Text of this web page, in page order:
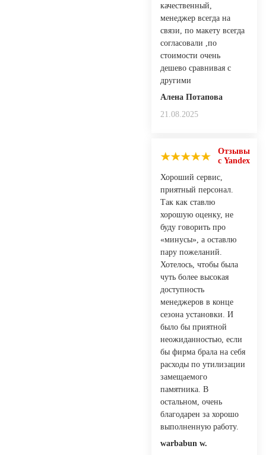
качественный,
менеджер всегда на
связи, по макету всегда
согласовали ,по
стоимости очень
дешево сравнивая с
другими
Алена Потапова
21.08.2025
Отзывы
с Yandex
Хороший сервис,
приятный персонал.
Так как ставлю
хорошую оценку, не
буду говорить про
«минусы», а оставлю
пару пожеланий.
Хотелось, чтобы была
чуть более высокая
доступность
менеджеров в конце
сезона установки. И
было бы приятной
неожиданностью, если
бы фирма брала на себя
расходы по утилизации
замещаемого
памятника. В
остальном, очень
благодарен за хорошо
выполненную работу.
warbabun w.